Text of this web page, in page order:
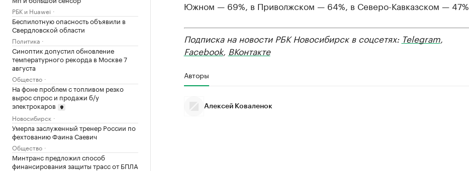
РБК и Huawei
Беспилотную опасность объявили в
Свердловской области
Политика
Синоптик допустил обновление
температурного рекорда в Москве 7
августа
Общество
На фоне проблем с топливом резко
вырос спрос и продажи б/у
электрокаров
Новосибирск
Умерла заслуженный тренер России по
фехтованию Фаина Саевич
Общество
Минтранс предложил способ
финансирования защиты трасс от БПЛА
Южном — 69%, в Приволжском — 64%, в Северо-Кавказском — 47%.
Подписка на новости РБК Новосибирск в соцсетях: Telegram,
Facebook, ВКонтакте
Авторы
Алексей Коваленок